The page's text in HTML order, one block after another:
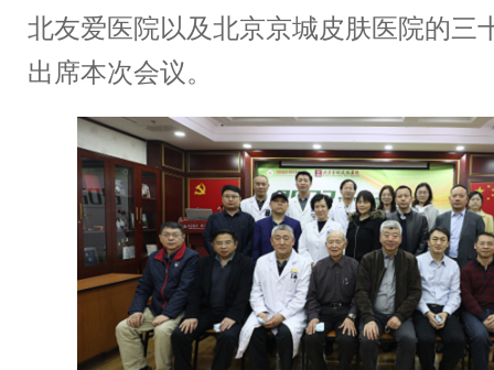
北友爱医院以及北京京城皮肤医院的三
出席本次会议。